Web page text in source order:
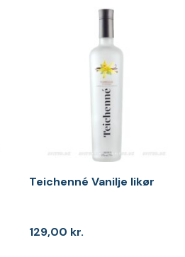
Teichenné Vanilje likør
129,00 kr.